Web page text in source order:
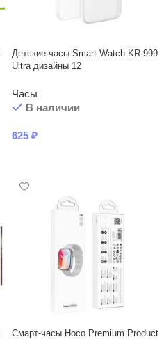
Детские часы Smart Watch KR-999
Ultra дизайны 12
Часы
В наличии
625 ₽
Смарт-часы Hoco Premium Product